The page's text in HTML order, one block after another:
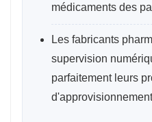
médicaments des
Les fabricants
supervision
parfaitement leurs